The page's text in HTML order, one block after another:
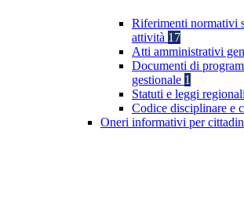
Riferimenti normativi
attività 17
Atti amministrativi
Documenti di
gestionale 1
Statuti e leggi regionali
Codice disciplinare e
Oneri informativi per